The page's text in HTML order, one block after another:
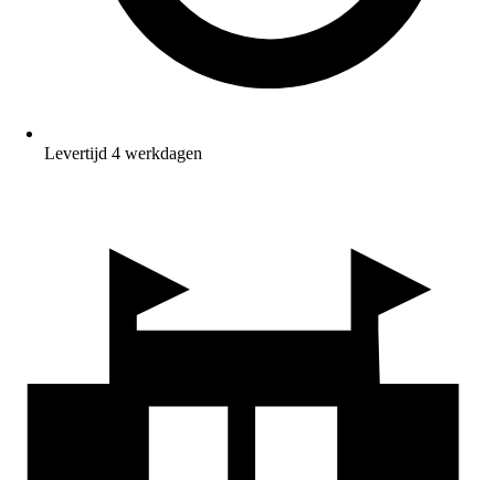
Levertijd 4 werkdagen